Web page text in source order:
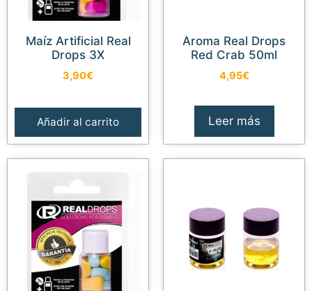
Maíz Artificial Real
Drops 3X
3,90€
Añadir al carrito
Aroma Real Drops
Red Crab 50ml
4,95€
Leer más